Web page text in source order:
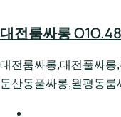
to
대전룸싸롱
대전룸싸롱,대전풀싸롱
둔산동풀싸롱,월평동룸